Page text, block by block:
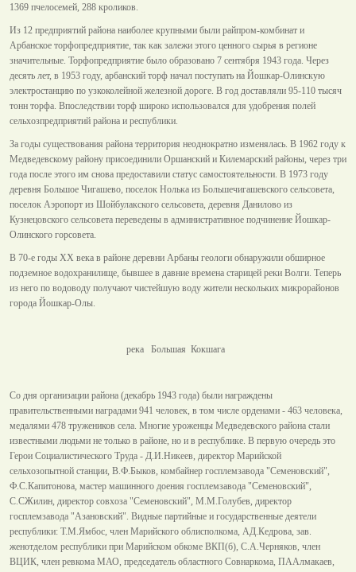
1369 пчелосемей, 288 кроликов.
Из 12 предприятий района наиболее крупными были райпром-комбинат и
Арбанское торфопредприятие, так как залежи этого ценного сырья в регионе
значительные. Торфопредприятие было образовано 7 сентября 1943 года. Через
десять лет, в 1953 году, арбанский торф начал поступать на Йошкар-Олинскую
электростанцию по узкоколейной железной дороге. В год доставляли 95-110 тысяч
тонн торфа. Впоследствии торф широко использовался для удобрения полей
сельхозпредприятий района и республики.
За годы существования района территория неоднократно изменялась. В 1962 году к
Медведевскому району присоединили Оршанский и Килемарский районы, через три
года после этого им снова предоставили статус самостоятельности. В 1973 году
деревня Большое Чигашево, поселок Нолька из Большечигашевского сельсовета,
поселок Аэропорт из Шойбулакского сельсовета, деревня Данилово из
Кузнецовского сельсовета переведены в административное подчинение Йошкар-
Олинского горсовета.
В 70-е годы XX века в районе деревни Арбаны геологи обнаружили обширное
подземное водохранилище, бывшее в давние времена старицей реки Волги. Теперь
из него по водоводу получают чистейшую воду жители нескольких микрорайонов
города Йошкар-Олы.
река Большая Кокшага
Со дня организации района (декабрь 1943 года) были награждены
правительственными наградами 941 человек, в том числе орденами - 463 человека,
медалями 478 тружеников села. Многие уроженцы Медведевского района стали
известными людьми не только в районе, но и в республике. В первую очередь это
Герои Социалистического Труда - Д.И.Никеев, директор Марийской
сельхозопытной станции, В.Ф.Быков, комбайнер госплемзавода "Семеновский",
Ф.С.Капитонова, мастер машинного доения госплемзавода "Семеновский",
С.СЖилин, директор совхоза "Семеновский", М.М.Голубев, директор
госплемзавода "Азановский". Видные партийные и государственные деятели
республики: Т.М.Ямбос, член Марийского облисполкома, АД.Кедрова, зав.
женотделом республики при Марийском обкоме ВКП(б), С.А.Черняков, член
ВЦИК, член ревкома МАО, председатель областного Совнаркома, ПААлмакаев,